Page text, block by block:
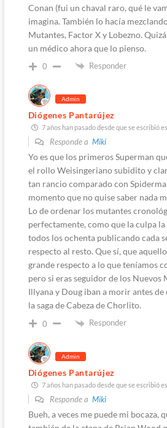
Conan (fui un chaval raro, qué le
imagina. También lo hacía
Mutantes, Factor X y Lobezno.
un médico ahora que lo pienso.
0 Responder
Admin
Diógenes Pantarújez
7 años han pasado desde que se escribió
Responde a Miki
Yo es que los primeros Superman
el rollo Weisingeriano subidito y
tan rancio comparado con
momento que no quise saber nada
Lo de ordenar los mutantes
perfectamente, como que la culpa
todos los ochenta publicando cada
respecto al resto. Que sí, que
grande respecto a lo que teníamos
pero si eras seguidor de los Nuevos
Illyana y Doug iban a morir antes
la saga de Cabeza de Chorlito.
0 Responder
Admin
Diógenes Pantarújez
7 años han pasado desde que se escribió
Responde a Miki
Bueh, a veces me puede mi bocaza,